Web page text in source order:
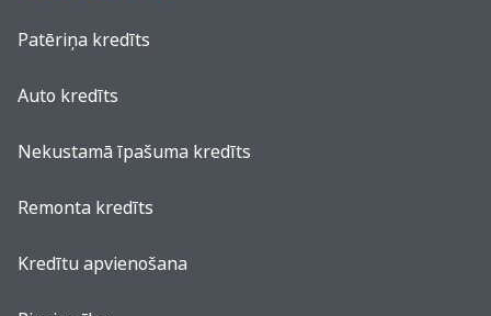
Patēriņa kredīts
Auto kredīts
Nekustamā īpašuma kredīts
Remonta kredīts
Kredītu apvienošana